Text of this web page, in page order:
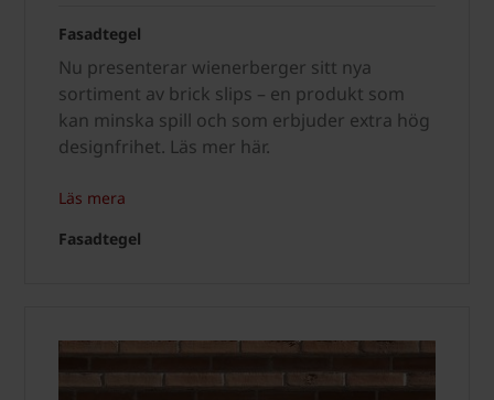
Fasadtegel
Nu presenterar wienerberger sitt nya
sortiment av brick slips – en produkt som
kan minska spill och som erbjuder extra hög
designfrihet. Läs mer här.
Läs mera
Fasadtegel